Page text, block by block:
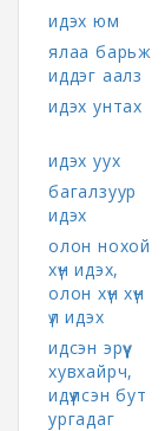
идэх юм
ялаа барьж
иддэг аалз
идэх унтах
идэх уух
багалзуур
идэх
олон нохой
хүн идэх,
олон хүн хүн
үл идэх
идсэн эрүү
хувхайрч,
идүүлсэн бут
ургадаг